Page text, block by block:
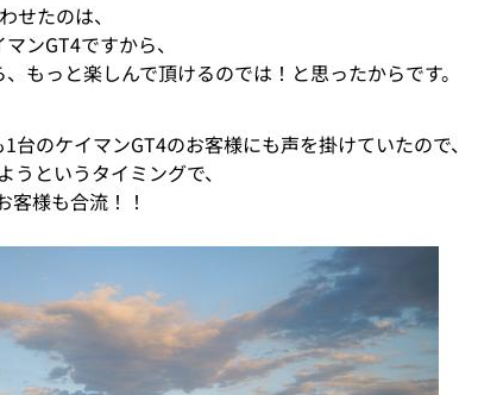
せたのは、
ンGT4ですから、
もっと楽しんで頂けるのでは！と思ったからです。
台のケイマンGT4のお客様にも声を掛けていたので、
というタイミングで、
客様も合流！！